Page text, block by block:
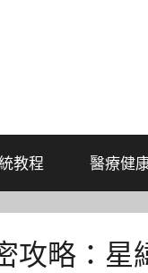
教程 醫療健
攻略：